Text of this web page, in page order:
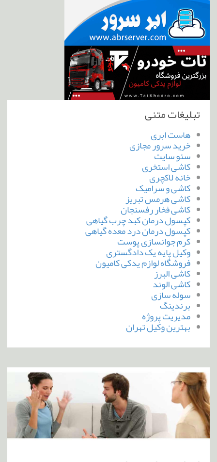
تبلیغات متنی
هاست ابری
خرید سرور مجازی
سئو سایت
کاشی استخری
خانه لاکچری
کاشی و سرامیک
کاشی هرمس تبریز
کاشی فخار رفسنجان
کپسول درمان کبد چرب گیاهی
کپسول درمان درد معده گیاهی
کرم جوانسازی پوست
وکیل پایه یک دادگستری
فروشگاه لوازم یدکی کامیون
کاشی البرز
کاشی الوند
سوله سازی
برندینگ
مدیریت پروژه
بهترین وکیل تهران